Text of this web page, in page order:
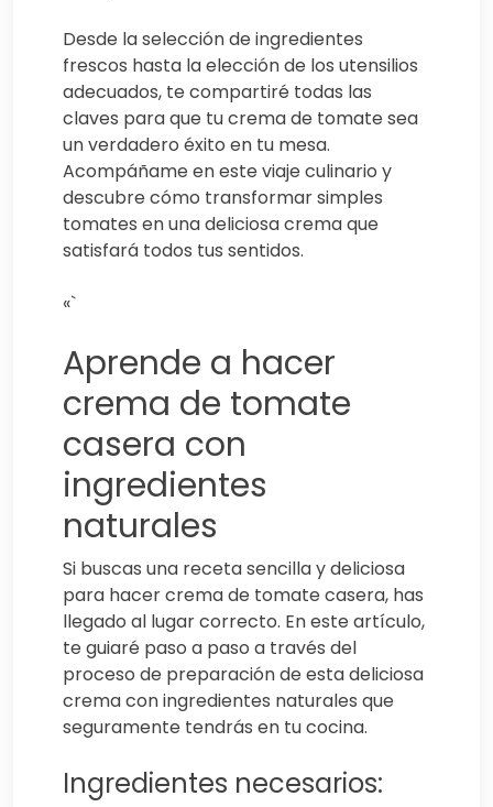
Desde la selección de ingredientes
frescos hasta la elección de los utensilios
adecuados, te compartiré todas las
claves para que tu crema de tomate sea
un verdadero éxito en tu mesa.
Acompáñame en este viaje culinario y
descubre cómo transformar simples
tomates en una deliciosa crema que
satisfará todos tus sentidos.
«`
Aprende a hacer
crema de tomate
casera con
ingredientes
naturales
Si buscas una receta sencilla y deliciosa
para hacer crema de tomate casera, has
llegado al lugar correcto. En este artículo,
te guiaré paso a paso a través del
proceso de preparación de esta deliciosa
crema con ingredientes naturales que
seguramente tendrás en tu cocina.
Ingredientes necesarios: